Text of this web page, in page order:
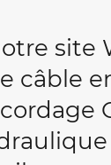
site
câble